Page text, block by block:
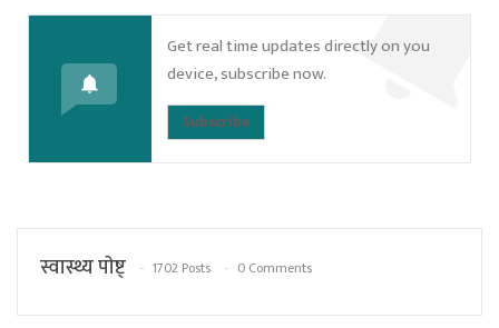
Get real time updates directly on you
device, subscribe now.
Subscribe
स्वास्थ्य पाेष्ट् 1702 Posts 0 Comments